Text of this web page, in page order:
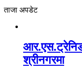
ताजा अपडेट
श्रीनगरमा